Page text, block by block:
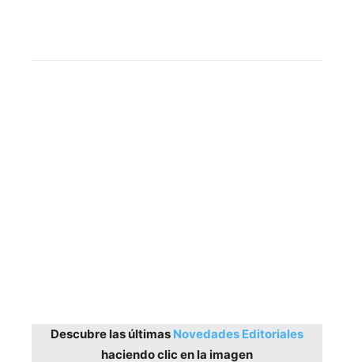
Descubre las últimas Novedades Editoriales
haciendo clic en la imagen